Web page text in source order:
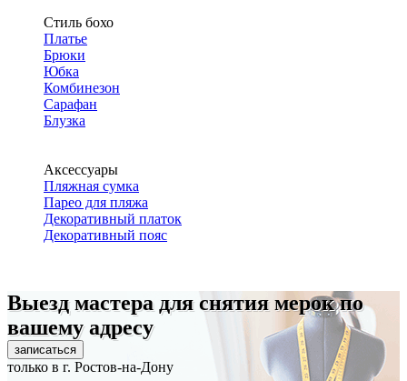
Стиль бохо
Платье
Брюки
Юбка
Комбинезон
Сарафан
Блузка
Аксессуары
Пляжная сумка
Парео для пляжа
Декоративный платок
Декоративный пояс
Выезд мастера для снятия мерок по
вашему адресу
записаться
только в г. Ростов-на-Дону